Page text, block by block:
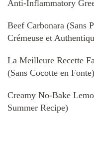
Anti-Inflammatory
Beef Carbonara (Sans
Crémeuse et
La Meilleure Recette
(Sans Cocotte en Fonte)
Creamy No-Bake
Summer Recipe)